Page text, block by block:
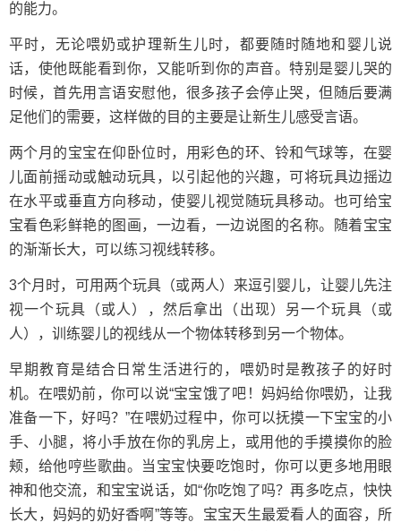
的能力。
平时，无论喂奶或护理新生儿时，都要随时随地和婴儿说
话，使他既能看到你，又能听到你的声音。特别是婴儿哭的
时候，首先用言语安慰他，很多孩子会停止哭，但随后要满
足他们的需要，这样做的目的主要是让新生儿感受言语。
两个月的宝宝在仰卧位时，用彩色的环、铃和气球等，在婴
儿面前摇动或触动玩具，以引起他的兴趣，可将玩具边摇边
在水平或垂直方向移动，使婴儿视觉随玩具移动。也可给宝
宝看色彩鲜艳的图画，一边看，一边说图的名称。随着宝宝
的渐渐长大，可以练习视线转移。
3个月时，可用两个玩具（或两人）来逗引婴儿，让婴儿先注
视一个玩具（或人），然后拿出（出现）另一个玩具（或
人），训练婴儿的视线从一个物体转移到另一个物体。
早期教育是结合日常生活进行的，喂奶时是教孩子的好时
机。在喂奶前，你可以说“宝宝饿了吧！妈妈给你喂奶，让我
准备一下，好吗？”在喂奶过程中，你可以抚摸一下宝宝的小
手、小腿，将小手放在你的乳房上，或用他的手摸摸你的脸
颊，给他哼些歌曲。当宝宝快要吃饱时，你可以更多地用眼
神和他交流，和宝宝说话，如“你吃饱了吗？再多吃点，快快
长大，妈妈的奶好香啊”等等。宝宝天生最爱看人的面容，所